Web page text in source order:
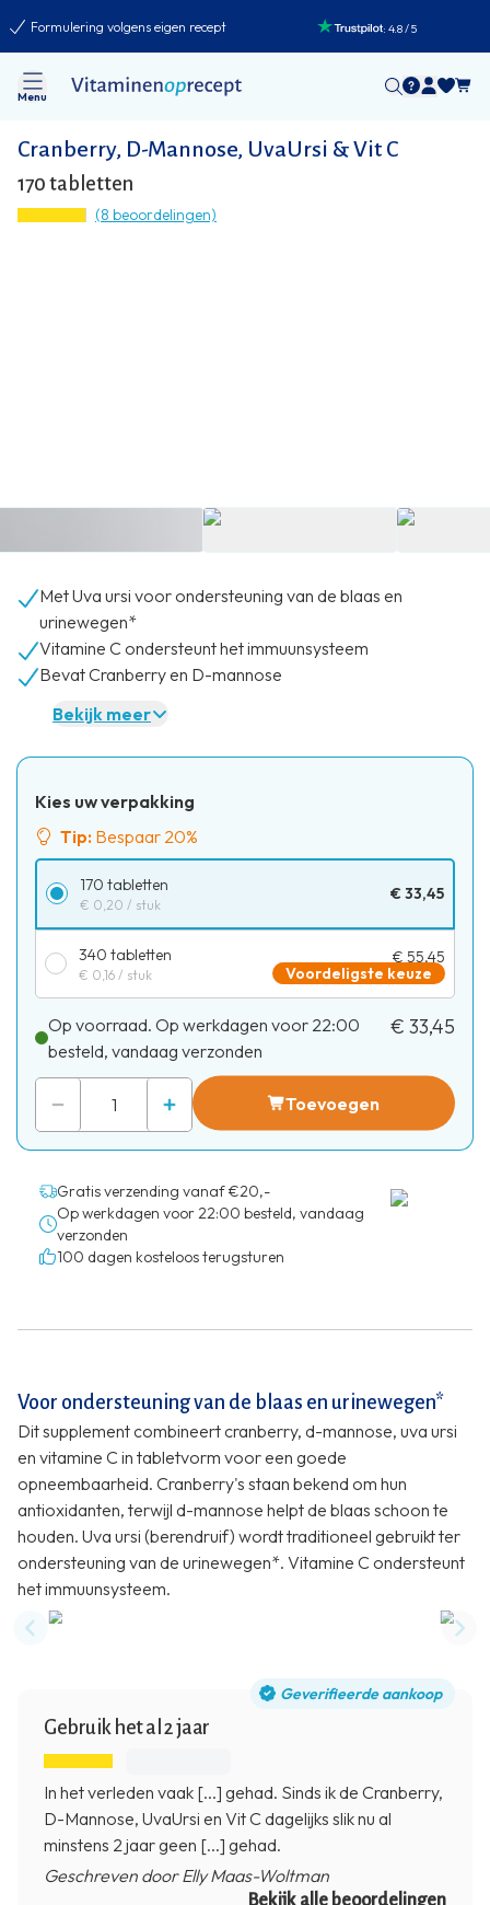
Formulering volgens eigen recept :4.8/5
Menu
Cranberry, D-Mannose, UvaUrsi & Vit C
170 tabletten
(8 beoordelingen)
Met Uva ursi voor ondersteuning van de blaas en
urinewegen*
Vitamine C ondersteunt het immuunsysteem
Bevat Cranberry en D-mannose
Bekijk meer
Kies uw verpakking
Tip: Bespaar 20%
170 tabletten
€ 0,20 / stuk
€ 33,45
340 tabletten
€ 0,16 / stuk
€ 55,45
Voordeligste keuze
Op voorraad. Op werkdagen voor 22:00
besteld, vandaag verzonden
€ 33,45
Toevoegen
Gratis verzending vanaf €20,-
Op werkdagen voor 22:00 besteld, vandaag
verzonden
100 dagen kosteloos terugsturen
Voor ondersteuning van de blaas en urinewegen*
Dit supplement combineert cranberry, d-mannose, uva ursi
en vitamine C in tabletvorm voor een goede
opneembaarheid. Cranberry's staan bekend om hun
antioxidanten, terwijl d-mannose helpt de blaas schoon te
houden. Uva ursi (berendruif) wordt traditioneel gebruikt ter
ondersteuning van de urinewegen*. Vitamine C ondersteunt
het immuunsysteem.
Previous slide
Geverifieerde aankoop
Gebruik het al 2 jaar
In het verleden vaak [...] gehad. Sinds ik de Cranberry,
D-Mannose, UvaUrsi en Vit C dagelijks slik nu al
minstens 2 jaar geen [...] gehad.
Geschreven door Elly Maas-Woltman
Bekijk alle beoordelingen